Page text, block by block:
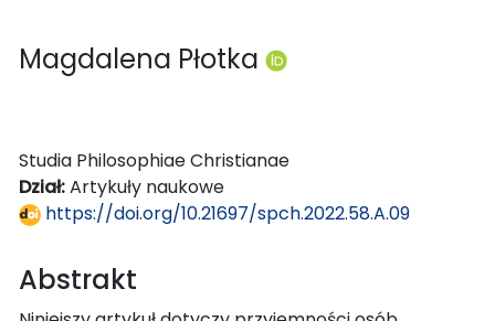
Magdalena Płotka
Studia Philosophiae Christianae
Dział:Artykuły naukowe
https://doi.org/10.21697/spch.2022.58.A.09
Abstrakt